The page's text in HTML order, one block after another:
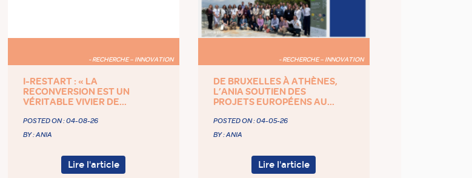
- RECHERCHE – INNOVATION
I-RESTART : « LA
RECONVERSION EST UN
VÉRITABLE VIVIER DE...
POSTED ON :04-08-26
BY : ANIA
Lire l'article
- RECHERCHE – INNOVATION
DE BRUXELLES À ATHÈNES,
L’ANIA SOUTIEN DES
PROJETS EUROPÉENS AU...
POSTED ON :04-05-26
BY : ANIA
Lire l'article